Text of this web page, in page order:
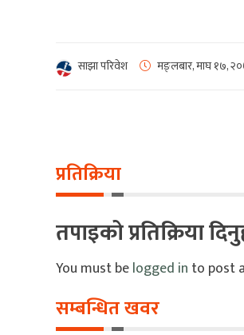
साझा परिवेश मङ्लबार, माघ १७,
प्रतिक्रिया
तपाइको प्रतिक्रिया
You must belogged in to post
सम्बन्धित खवर